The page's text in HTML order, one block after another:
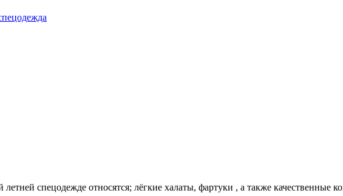
летней спецодежде относятся; лёгкие халаты, фартуки , а также качественные